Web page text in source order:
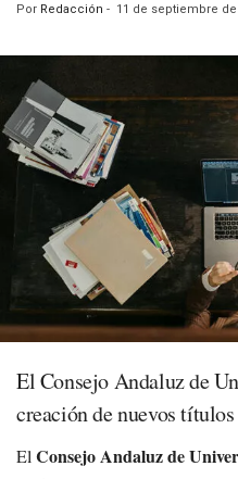
Por Redacción - 11 de septiembre de
El Consejo Andaluz de
creación de nuevos
El Consejo Andaluz de